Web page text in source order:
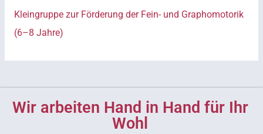
n
a
h
Kleingruppe zur Förderung der Fein- und Graphomotorik
(6–8 Jahre)
Wir arbeiten Hand in Hand für Ihr
Wohl